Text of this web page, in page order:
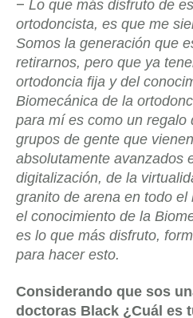
– Lo que más disfruto de
ortodoncista, es que me
Somos la generación que
retirarnos, pero que ya
ortodoncia fija y del
Biomecánica de la
para mí es como un regalo
grupos de gente que
absolutamente avanzados
digitalización, de la
granito de arena en todo
el conocimiento de la
es lo que más disfruto,
para hacer esto.
Considerando que sos
doctoras Black ¿Cuál es